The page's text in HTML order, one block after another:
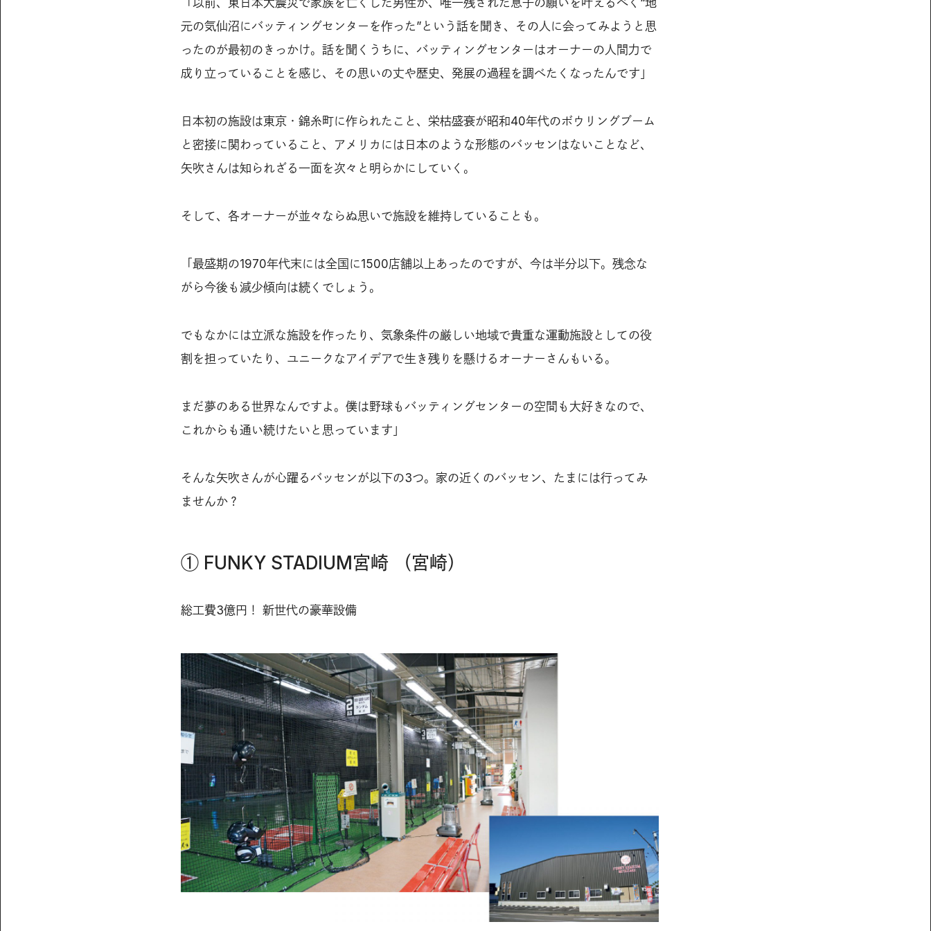
元の気仙沼にバッティングセンターを作った”という話を聞き、その人に会ってみようと思
ったのが最初のきっかけ。話を聞くうちに、バッティングセンターはオーナーの人間力で
成り立っていることを感じ、その思いの丈や歴史、発展の過程を調べたくなったんです」
日本初の施設は東京・錦糸町に作られたこと、栄枯盛衰が昭和40年代のボウリングブーム
と密接に関わっていること、アメリカには日本のような形態のバッセンはないことなど、
矢吹さんは知られざる一面を次々と明らかにしていく。
そして、各オーナーが並々ならぬ思いで施設を維持していることも。
「最盛期の1970年代末には全国に1500店舗以上あったのですが、今は半分以下。残念な
がら今後も減少傾向は続くでしょう。
でもなかには立派な施設を作ったり、気象条件の厳しい地域で貴重な運動施設としての役
割を担っていたり、ユニークなアイデアで生き残りを懸けるオーナーさんもいる。
まだ夢のある世界なんですよ。僕は野球もバッティングセンターの空間も大好きなので、
これからも通い続けたいと思っています」
そんな矢吹さんが心躍るバッセンが以下の3つ。家の近くのバッセン、たまには行ってみ
ませんか？
① FUNKY STADIUM宮崎 （宮崎）
総工費3億円！ 新世代の豪華設備